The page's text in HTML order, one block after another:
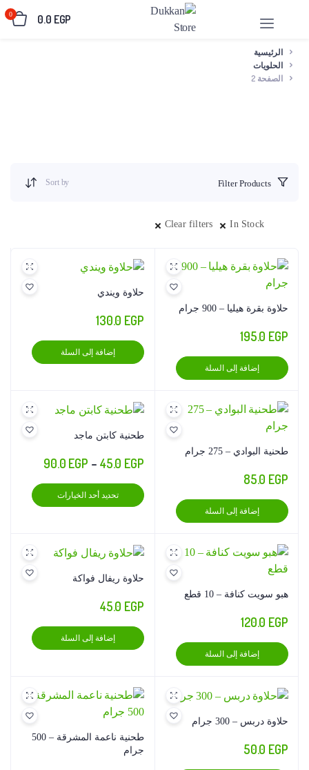
0.0 EGP
0
الرئيسية
الحلويات
الصفحة 2
Filter Products
Sort by
Clear filters In Stock
حلاوة بقرة هيليا – 900 جرام
195.0 EGP
إضافة إلى السلة
حلاوة ويندي
130.0 EGP
إضافة إلى السلة
طحنية البوادي – 275 جرام
85.0 EGP
إضافة إلى السلة
طحنية كابتن ماجد
45.0 EGP
–
90.0 EGP
السعر:
من
تحديد أحد الخيارات
هناك
لهذا
المنتج
هبو سويت كنافة – 10 قطع
120.0 EGP
إضافة إلى السلة
حلاوة ريفال فواكة
45.0 EGP
إضافة إلى السلة
حلاوة دربس – 300 جرام
50.0 EGP
طحنية ناعمة المشرقة – 500
جرام